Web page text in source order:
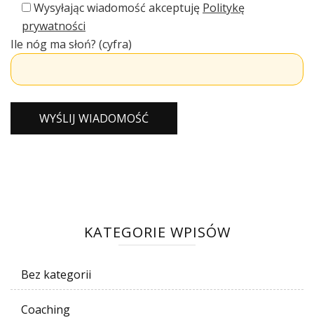
Wysyłając wiadomość akceptuję Politykę
prywatności
Ile nóg ma słoń? (cyfra)
KATEGORIE WPISÓW
Bez kategorii
Coaching